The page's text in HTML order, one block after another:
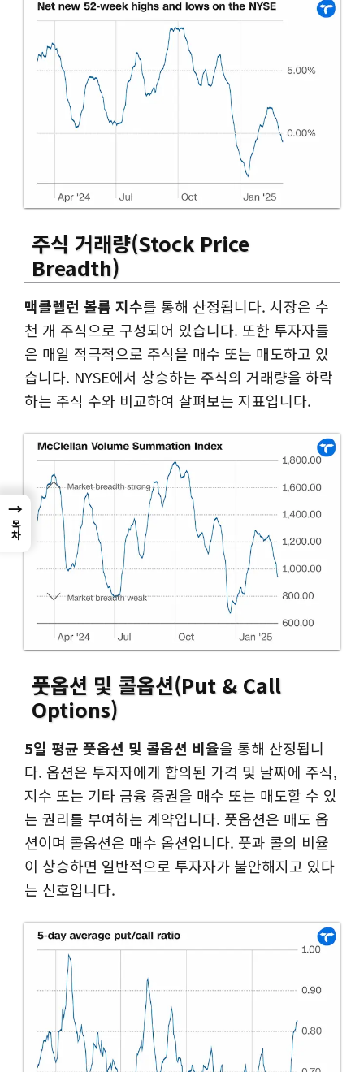
주식 거래량(Stock Price
Breadth)
맥클렐런 볼륨 지수를 통해 산정됩니다. 시장은 수
천 개 주식으로 구성되어 있습니다. 또한 투자자들
은 매일 적극적으로 주식을 매수 또는 매도하고 있
습니다. NYSE에서 상승하는 주식의 거래량을 하락
하는 주식 수와 비교하여 살펴보는 지표입니다.
풋옵션 및 콜옵션(Put & Call
Options)
5일 평균 풋옵션 및 콜옵션 비율을 통해 산정됩니
다. 옵션은 투자자에게 합의된 가격 및 날짜에 주식,
지수 또는 기타 금융 증권을 매수 또는 매도할 수 있
는 권리를 부여하는 계약입니다. 풋옵션은 매도 옵
션이며 콜옵션은 매수 옵션입니다. 풋과 콜의 비율
이 상승하면 일반적으로 투자자가 불안해지고 있다
는 신호입니다.
→
목차